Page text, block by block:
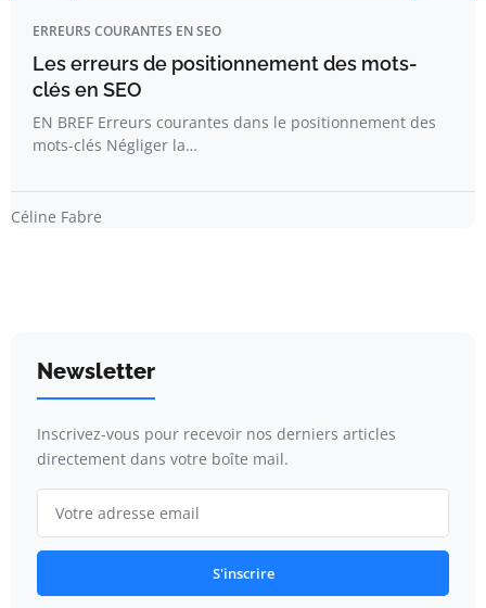
ERREURS COURANTES EN SEO
Les erreurs de positionnement des mots-
clés en SEO
EN BREF Erreurs courantes dans le positionnement des
mots-clés Négliger la…
Céline Fabre
Newsletter
Inscrivez-vous pour recevoir nos derniers articles
directement dans votre boîte mail.
S'inscrire